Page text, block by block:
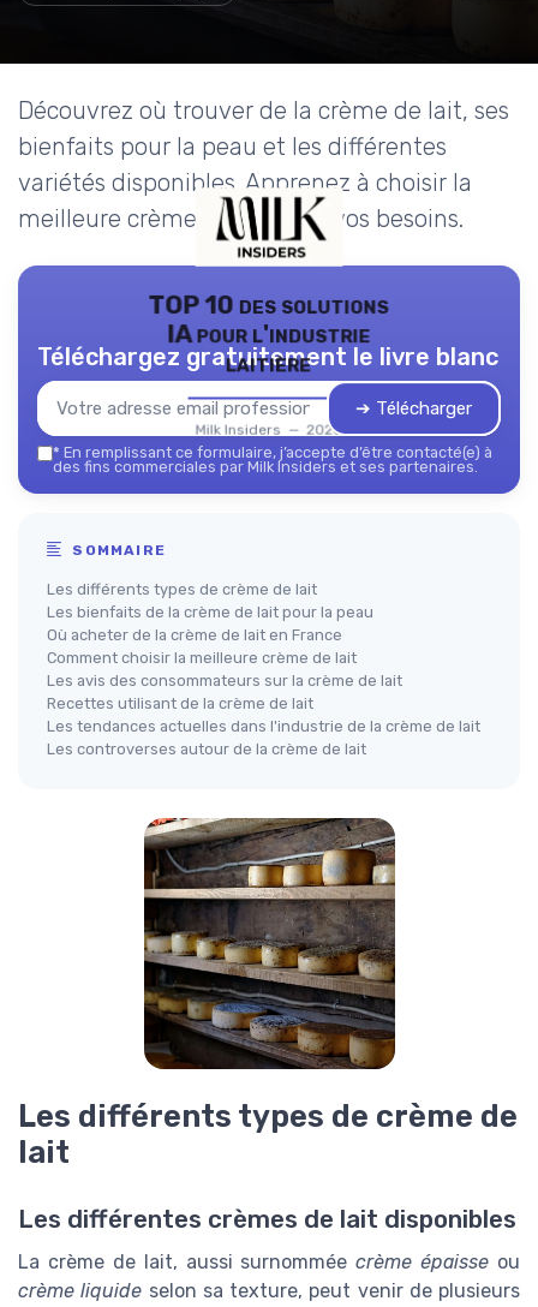
Découvrez où trouver de la crème de lait, ses
bienfaits pour la peau et les différentes
variétés disponibles. Apprenez à choisir la
meilleure crème de lait pour vos besoins.
TOP 10 des solutions
IA pour l'industrie
laitière
Milk Insiders — 2026
Téléchargez gratuitement le livre blanc
➔ Télécharger
* En remplissant ce formulaire, j’accepte d’être contacté(e) à
des fins commerciales par Milk Insiders et ses partenaires.
SOMMAIRE
Les différents types de crème de lait
Les bienfaits de la crème de lait pour la peau
Où acheter de la crème de lait en France
Comment choisir la meilleure crème de lait
Les avis des consommateurs sur la crème de lait
Recettes utilisant de la crème de lait
Les tendances actuelles dans l'industrie de la crème de lait
Les controverses autour de la crème de lait
Les différents types de crème de
lait
Les différentes crèmes de lait disponibles
La crème de lait, aussi surnomméecrème épaisse ou
crème liquide selon sa texture, peut venir de plusieurs